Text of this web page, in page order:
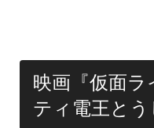
映画『仮面
ティ電王とう